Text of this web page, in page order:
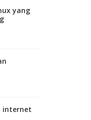
yang
internet